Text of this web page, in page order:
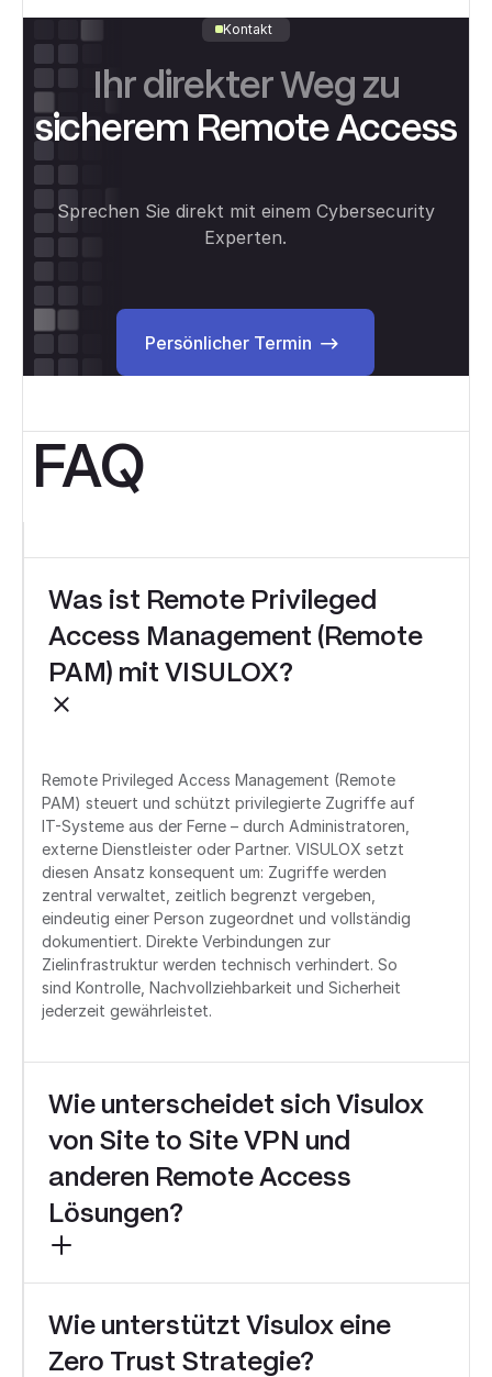
Kontakt
Ihr direkter Weg zu
sicherem Remote Access
Sprechen Sie direkt mit einem Cybersecurity
Experten.
Persönlicher Termin
Persönlicher Termin
FAQ
Was ist Remote Privileged
Access Management (Remote
PAM) mit VISULOX?
Remote Privileged Access Management (Remote
PAM) steuert und schützt privilegierte Zugriffe auf
IT-Systeme aus der Ferne – durch Administratoren,
externe Dienstleister oder Partner. VISULOX setzt
diesen Ansatz konsequent um: Zugriffe werden
zentral verwaltet, zeitlich begrenzt vergeben,
eindeutig einer Person zugeordnet und vollständig
dokumentiert. Direkte Verbindungen zur
Zielinfrastruktur werden technisch verhindert. So
sind Kontrolle, Nachvollziehbarkeit und Sicherheit
jederzeit gewährleistet.
Wie unterscheidet sich Visulox
von Site to Site VPN und
anderen Remote Access
Lösungen?
Herkömmliche VPN-Lösungen gewähren
feingranulare Kontrolle. Klassische PAM-Lösungen
Wie unterstützt Visulox eine
Zero Trust Strategie?